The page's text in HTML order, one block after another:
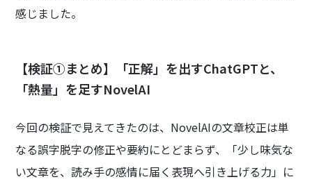
感じました。
【検証①まとめ】「正解」を出すChatGPTと、
「熱量」を足すNovelAI
今回の検証で見えてきたのは、NovelAIの文章校正は単
なる誤字脱字の修正や要約にとどまらず、「少し味気な
い文章を、読み手の感情に届く表現へ引き上げる力」に